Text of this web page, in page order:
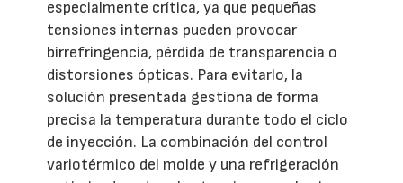
especialmente crítica, ya que pequeñas
tensiones internas pueden provocar
birrefringencia, pérdida de transparencia o
distorsiones ópticas. Para evitarlo, la
solución presentada gestiona de forma
precisa la temperatura durante todo el ciclo
de inyección. La combinación del control
variotérmico del molde y una refrigeración